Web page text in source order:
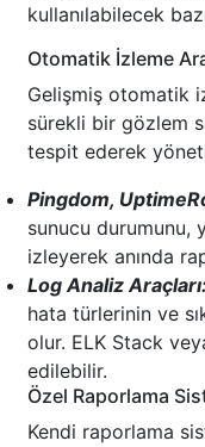
kullanılabilecek
Otomatik İzleme
Gelişmiş otomatik
sürekli bir gözlem
tespit ederek
Pingdom,
sunucu durumunu,
izleyerek anında
Log Analiz
hata türlerinin ve
olur. ELK Stack
edilebilir.
Özel Raporlama
Kendi raporlama